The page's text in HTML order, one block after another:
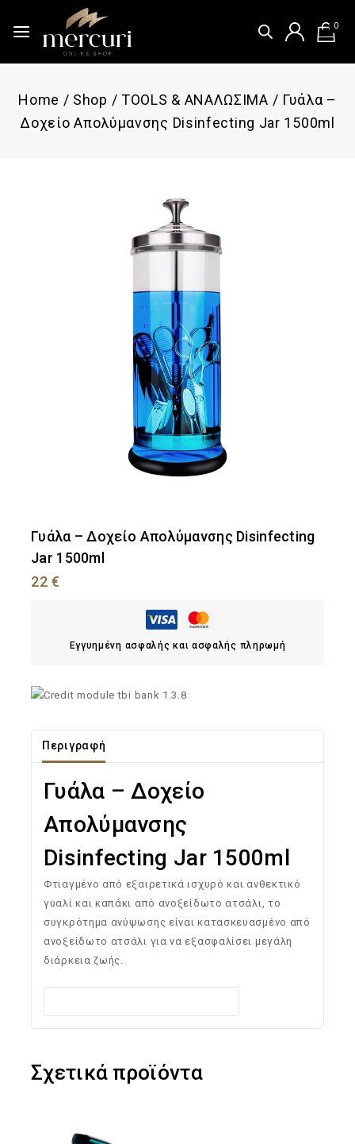
0
Home / Shop / TOOLS & ΑΝΑΛΩΣΙΜΑ / Γυάλα –
Δοχείο Aπολύμανσης Disinfecting Jar 1500ml
Γυάλα – Δοχείο Aπολύμανσης Disinfecting
Jar 1500ml
22€
Εγγυημένη ασφαλής και ασφαλής πληρωμή
Περιγραφή
Γυάλα – Δοχείο
Aπολύμανσης
Disinfecting Jar 1500ml
Φτιαγμένο από εξαιρετικά ισχυρό και ανθεκτικό
γυαλί και καπάκι από ανοξείδωτο ατσάλι, το
συγκρότημα ανύψωσης είναι κατασκευασμένο από
ανοξείδωτο ατσάλι για να εξασφαλίσει μεγάλη
διάρκεια ζωής.
Σχετικά προϊόντα